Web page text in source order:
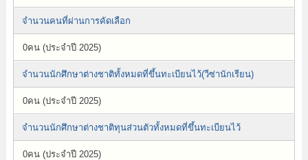
จำนวนคนที่ผ่านการคัดเลือก
0คน (ประจำปี 2025)
จำนวนนักศึกษาต่างชาติทั้งหมดที่ขึ้นทะเบียนไว้(วีซ่านักเรียน)
0คน (ประจำปี 2025)
จำนวนนักศึกษาต่างชาติทุนส่วนตัวทั้งหมดที่ขึ้นทะเบียนไว้
0คน (ประจำปี 2025)